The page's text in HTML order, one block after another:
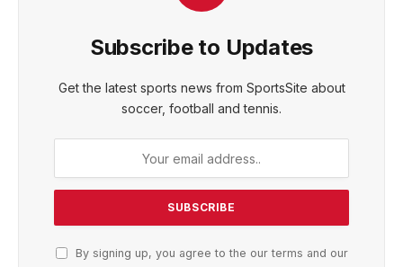
Subscribe to Updates
Get the latest sports news from SportsSite about
soccer, football and tennis.
By signing up, you agree to the our terms and our